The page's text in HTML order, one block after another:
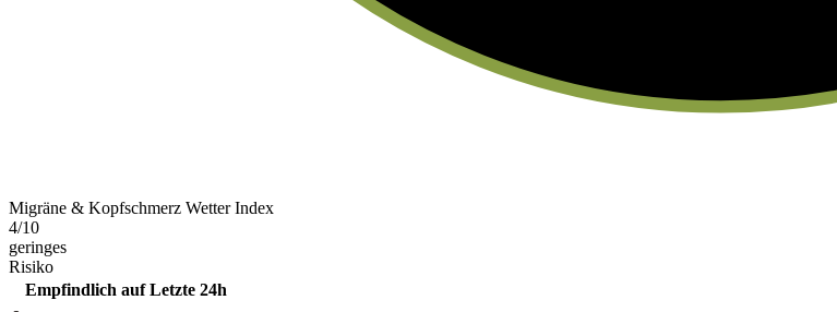
Migräne & Kopfschmerz Wetter Index
4/10
geringes
Risiko
Empfindlich auf Letzte 24h